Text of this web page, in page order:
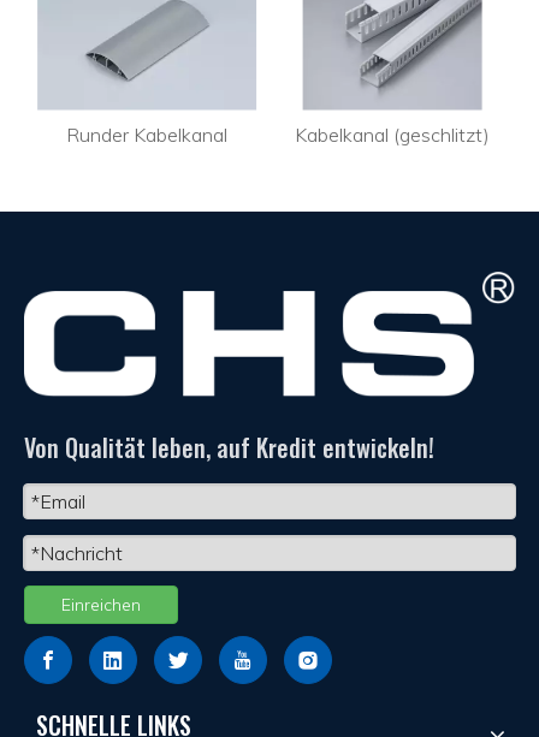
Runder Kabelkanal Kabelkanal (geschlitzt)
Von Qualität leben, auf Kredit entwickeln!
Einreichen
SCHNELLE LINKS